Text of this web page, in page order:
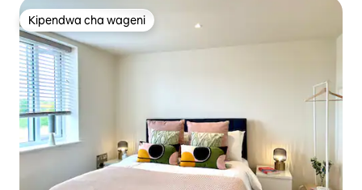
Kipendwa cha wageni
Kipendwa cha wageni